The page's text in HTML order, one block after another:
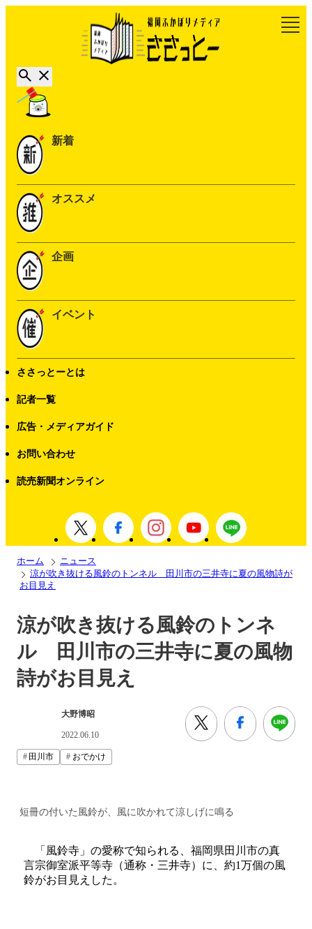
新着
オススメ
企画
イベント
ささっとーとは
記者一覧
広告・メディアガイド
お問い合わせ
読売新聞オンライン
ホーム
ニュース
涼が吹き抜ける風鈴のトンネル 田川市の三井寺に夏の風物詩が
お目見え
涼が吹き抜ける風鈴のトンネ
ル 田川市の三井寺に夏の風物
詩がお目見え
大野博昭
2022.06.10
田川市 おでかけ
短冊の付いた風鈴が、風に吹かれて涼しげに鳴る
「風鈴寺」の愛称で知られる、福岡県田川市の真
言宗御室派平等寺（通称・三井寺）に、約1万個の風
鈴がお目見えした。